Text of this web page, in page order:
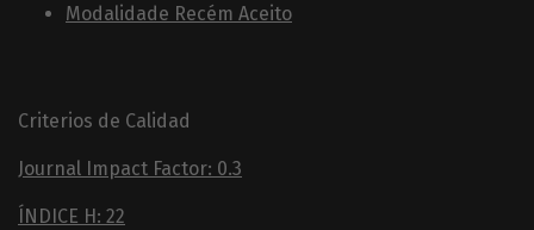
Modalidade Recém Aceito
Criterios de Calidad
Journal Impact Factor: 0.3
ÍNDICE H: 22